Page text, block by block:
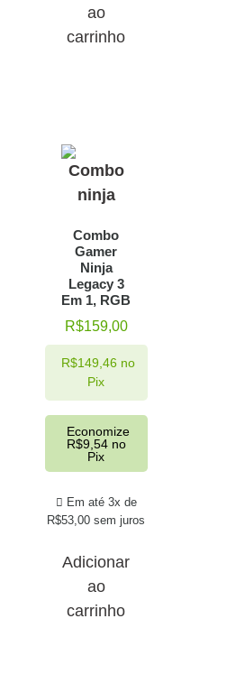
ao
carrinho
Combo
Gamer
Ninja
Legacy 3
Em 1, RGB
R$159,00
Em até 3x de
R$53,00 sem juros
R$149,46 no
Pix
Economize
R$9,54no
Pix
Adicionar
ao
carrinho